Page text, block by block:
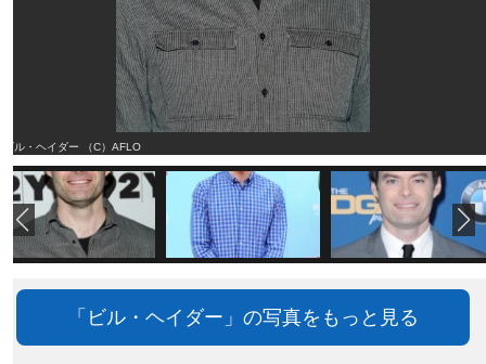
ビル・ヘイダー （C）AFLO
「ビル・ヘイダー」の写真をもっと見る